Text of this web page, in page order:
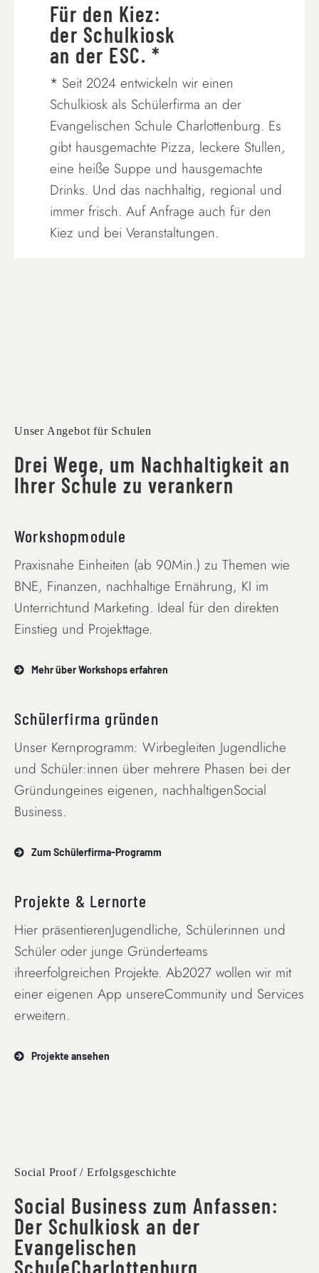
Für den Kiez:
der Schulkiosk
an der ESC. *
* Seit 2024 entwickeln wir einen
Schulkiosk als Schülerfirma an der
Evangelischen Schule Charlottenburg. Es
gibt hausgemachte Pizza, leckere Stullen,
eine heiße Suppe und hausgemachte
Drinks. Und das nachhaltig, regional und
immer frisch. Auf Anfrage auch für den
Kiez und bei Veranstaltungen.
Unser Angebot für Schulen
Drei Wege, um Nachhaltigkeit an
Ihrer Schule zu verankern
Workshopmodule
Praxisnahe Einheiten (ab 90Min.) zu Themen wie
BNE, Finanzen, nachhaltige Ernährung, KI im
Unterrichtund Marketing. Ideal für den direkten
Einstieg und Projekttage.
Mehr über Workshops erfahren
Schülerfirma gründen
Unser Kernprogramm: Wirbegleiten Jugendliche
und Schüler:innen über mehrere Phasen bei der
Gründungeines eigenen, nachhaltigenSocial
Business.
Zum Schülerfirma-Programm
Projekte & Lernorte
Hier präsentierenJugendliche, Schülerinnen und
Schüler oder junge Gründerteams
ihreerfolgreichen Projekte. Ab2027 wollen wir mit
einer eigenen App unsereCommunity und Services
erweitern.
Projekte ansehen
Social Proof / Erfolgsgeschichte
Social Business zum Anfassen:
Der Schulkiosk an der
Evangelischen
SchuleCharlottenburg